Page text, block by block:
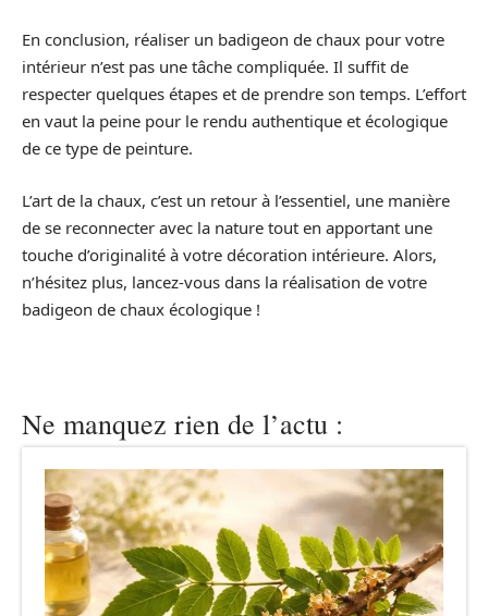
En conclusion, réaliser un badigeon de chaux pour votre
intérieur n’est pas une tâche compliquée. Il suffit de
respecter quelques étapes et de prendre son temps. L’effort
en vaut la peine pour le rendu authentique et écologique
de ce type de peinture.
L’art de la chaux, c’est un retour à l’essentiel, une manière
de se reconnecter avec la nature tout en apportant une
touche d’originalité à votre décoration intérieure. Alors,
n’hésitez plus, lancez-vous dans la réalisation de votre
badigeon de chaux écologique !
Ne manquez rien de l’actu :